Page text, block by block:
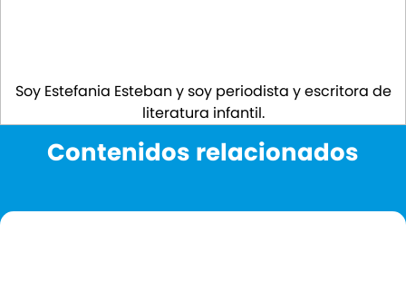
Soy Estefania Esteban y soy periodista y escritora de
literatura infantil.
Contenidos relacionados